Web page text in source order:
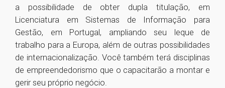
a possibilidade de obter dupla titulação, em
Licenciatura em Sistemas de Informação para
Gestão, em Portugal, ampliando seu leque de
trabalho para a Europa, além de outras possibilidades
de internacionalização. Você também terá disciplinas
de empreendedorismo que o capacitarão a montar e
gerir seu próprio negócio.